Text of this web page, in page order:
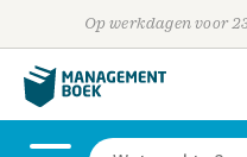
Op werkdagen voor